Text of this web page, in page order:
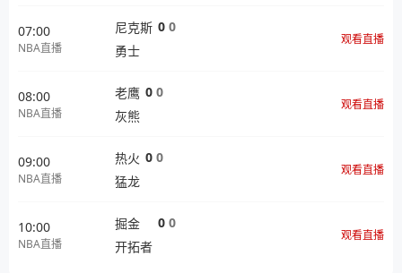
07:00
NBA直播
尼克斯
勇士
0 0
观看直播
08:00
NBA直播
老鹰
灰熊
0 0
观看直播
09:00
NBA直播
热火
猛龙
0 0
观看直播
10:00
NBA直播
掘金
开拓者
0 0
观看直播